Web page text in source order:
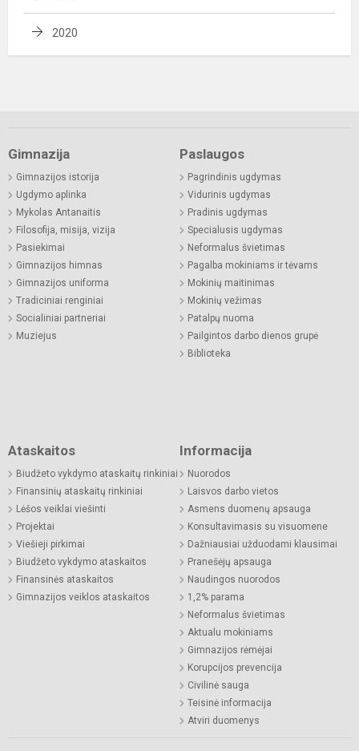
2020
Gimnazija
Gimnazijos istorija
Ugdymo aplinka
Mykolas Antanaitis
Filosofija, misija, vizija
Pasiekimai
Gimnazijos himnas
Gimnazijos uniforma
Tradiciniai renginiai
Socialiniai partneriai
Muziejus
Paslaugos
Pagrindinis ugdymas
Vidurinis ugdymas
Pradinis ugdymas
Specialusis ugdymas
Neformalus švietimas
Pagalba mokiniams ir tėvams
Mokinių maitinimas
Mokinių vežimas
Patalpų nuoma
Pailgintos darbo dienos grupė
Biblioteka
Ataskaitos
Biudžeto vykdymo ataskaitų rinkiniai
Finansinių ataskaitų rinkiniai
Lėšos veiklai viešinti
Projektai
Viešieji pirkimai
Biudžeto vykdymo ataskaitos
Finansinės ataskaitos
Gimnazijos veiklos ataskaitos
Informacija
Nuorodos
Laisvos darbo vietos
Asmens duomenų apsauga
Konsultavimasis su visuomene
Dažniausiai užduodami klausimai
Pranešėjų apsauga
Naudingos nuorodos
1,2% parama
Neformalus švietimas
Aktualu mokiniams
Gimnazijos rėmėjai
Korupcijos prevencija
Civilinė sauga
Teisinė informacija
Atviri duomenys